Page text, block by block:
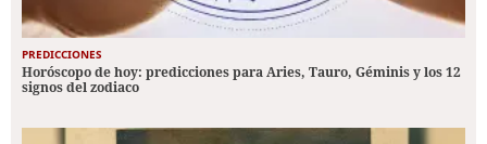
PREDICCIONES
Horóscopo de hoy: predicciones para Aries, Tauro, Géminis y los 12
signos del zodiaco